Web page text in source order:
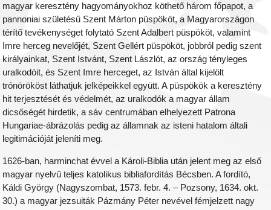
magyar keresztény hagyományokhoz köthető három főpapot, a
pannoniai születésű Szent Márton püspököt, a Magyarországon
térítő tevékenységet folytató Szent Adalbert püspököt, valamint
Imre herceg nevelőjét, Szent Gellért püspököt, jobbról pedig szent
királyainkat, Szent Istvánt, Szent Lászlót, az ország tényleges
uralkodóit, és Szent Imre herceget, az István által kijelölt
trónörököst láthatjuk jelképeikkel együtt. A püspökök a keresztény
hit terjesztését és védelmét, az uralkodók a magyar állam
dicsőségét hirdetik, a sáv centrumában elhelyezett Patrona
Hungariae-ábrázolás pedig az államnak az isteni hatalom általi
legitimációját jeleníti meg.
1626-ban, harminchat évvel a Károli-Biblia után jelent meg az első
magyar nyelvű teljes katolikus bibliafordítás Bécsben. A fordító,
Káldi György (Nagyszombat, 1573. febr. 4. – Pozsony, 1634. okt.
30.) a magyar jezsuiták Pázmány Péter nevével fémjelzett nagy